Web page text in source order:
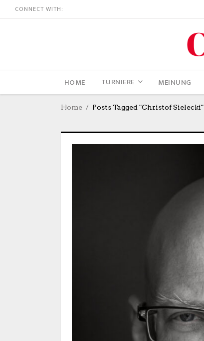
CONNECT WITH:
HOME TURNIERE MEINUNG
Home Posts Tagged "Christof Sielecki"